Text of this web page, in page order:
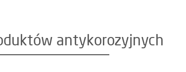
antykorozyjnych